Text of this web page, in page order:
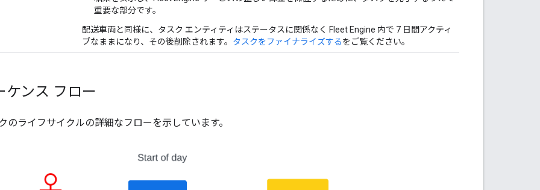
重要な部分です。
配送車両と同様に、タスク エンティティはステータスに関係なく Fleet Engine 内で 7 日間アクティ
ブなままになり、その後削除されます。 タスクをファイナライズするをご覧ください。
ケンス フロー
のライフサイクルの詳細なフローを示しています。